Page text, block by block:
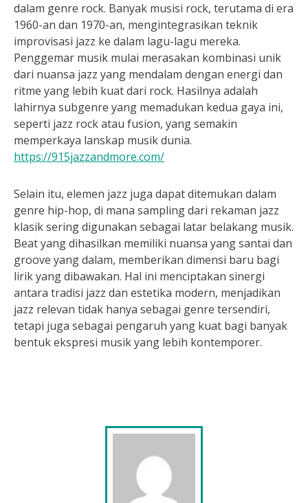
dalam genre rock. Banyak musisi rock, terutama di era
1960-an dan 1970-an, mengintegrasikan teknik
improvisasi jazz ke dalam lagu-lagu mereka.
Penggemar musik mulai merasakan kombinasi unik
dari nuansa jazz yang mendalam dengan energi dan
ritme yang lebih kuat dari rock. Hasilnya adalah
lahirnya subgenre yang memadukan kedua gaya ini,
seperti jazz rock atau fusion, yang semakin
memperkaya lanskap musik dunia.
https://915jazzandmore.com/
Selain itu, elemen jazz juga dapat ditemukan dalam
genre hip-hop, di mana sampling dari rekaman jazz
klasik sering digunakan sebagai latar belakang musik.
Beat yang dihasilkan memiliki nuansa yang santai dan
groove yang dalam, memberikan dimensi baru bagi
lirik yang dibawakan. Hal ini menciptakan sinergi
antara tradisi jazz dan estetika modern, menjadikan
jazz relevan tidak hanya sebagai genre tersendiri,
tetapi juga sebagai pengaruh yang kuat bagi banyak
bentuk ekspresi musik yang lebih kontemporer.